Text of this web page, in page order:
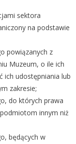
sektora
na podstawie
powiązanych z
Muzeum, o ile ich
ich udostępniania lub
zakresie;
do których prawa
innym niż
będących w